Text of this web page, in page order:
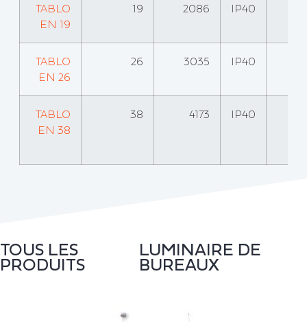
TABLO
EN 19
19 2086 IP40
TABLO
EN 26
26 3035 IP40
TABLO
EN 38
38 4173 IP40
TOUS LES
PRODUITS
LUMINAIRE DE
BUREAUX